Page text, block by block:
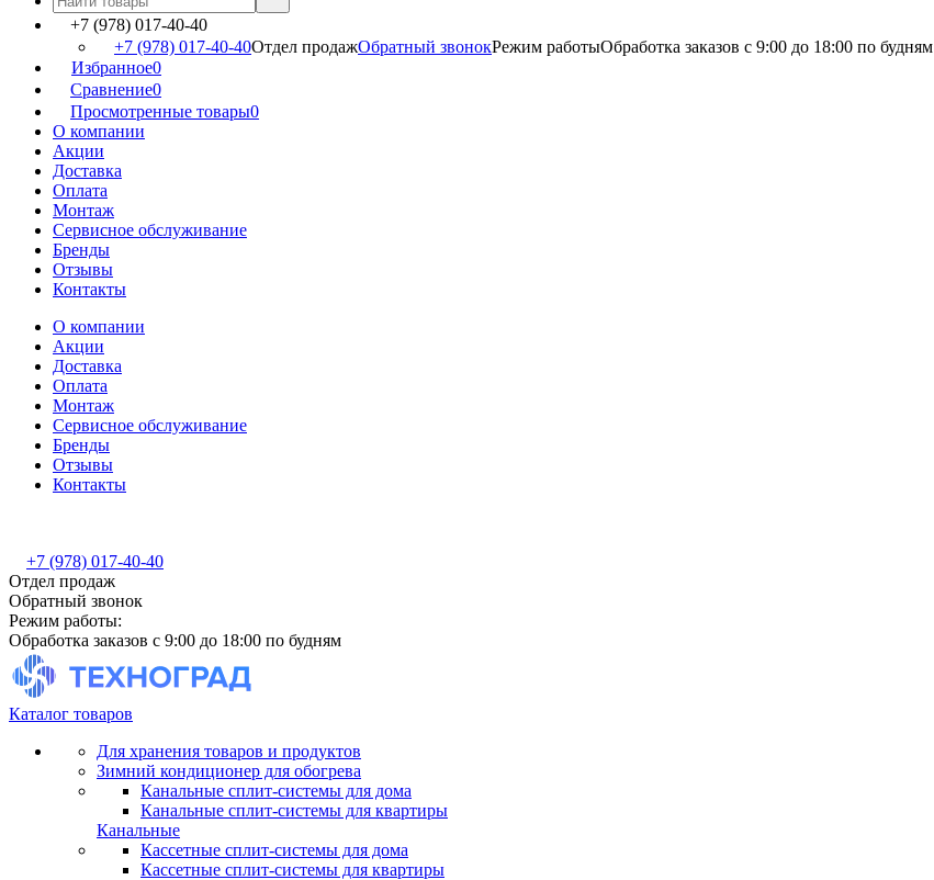
+7 (978) 017-40-40
+7 (978) 017-40-40Отдел продажОбратный звонокРежим работыОбработка заказов с 9:00 до 18:00 по будням
Избранное0
Сравнение0
Просмотренные товары0
О компании
Акции
Доставка
Оплата
Монтаж
Сервисное обслуживание
Бренды
Отзывы
Контакты
О компании
Акции
Доставка
Оплата
Монтаж
Сервисное обслуживание
Бренды
Отзывы
Контакты
+7 (978) 017-40-40
Отдел продаж
Обратный звонок
Режим работы:
Обработка заказов с 9:00 до 18:00 по будням
Каталог товаров
Для хранения товаров и продуктов
Зимний кондиционер для обогрева
Канальные сплит-системы для дома
Канальные сплит-системы для квартиры
Канальные
Кассетные сплит-системы для дома
Кассетные сплит-системы для квартиры